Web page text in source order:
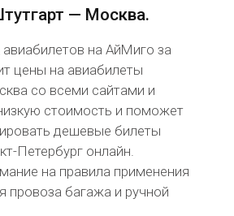
— Москва.
на АйМиго за
цены на авиабилеты
со всеми сайтами и
стоимость и поможет
дешевые билеты
Петербург онлайн.
на правила применения
провоза багажа и ручной